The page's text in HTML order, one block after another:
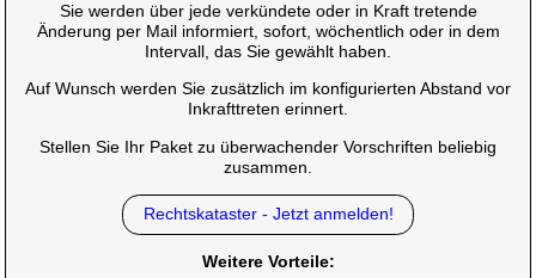
Sie werden über jede verkündete oder in Kraft tretende
Änderung per Mail informiert, sofort, wöchentlich oder in dem
Intervall, das Sie gewählt haben.
Auf Wunsch werden Sie zusätzlich im konfigurierten Abstand vor
Inkrafttreten erinnert.
Stellen Sie Ihr Paket zu überwachender Vorschriften beliebig
zusammen.
Rechtskataster - Jetzt anmelden!
Weitere Vorteile: